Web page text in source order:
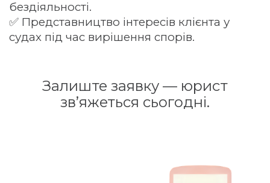
бездіяльності.
✅ Представництво інтересів клієнта у
судах під час вирішення спорів.
Залиште заявку — юрист
зв’яжеться сьогодні.